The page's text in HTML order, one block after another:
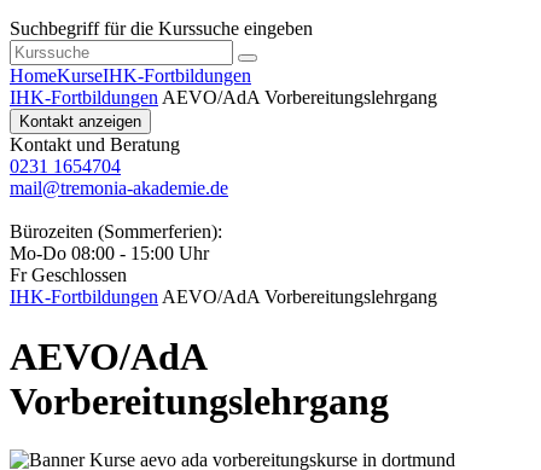
Suchbegriff für die Kurssuche eingeben
HomeKurseIHK-Fortbildungen
IHK-Fortbildungen AEVO/AdA Vorbereitungslehrgang
Kontakt anzeigen
Kontakt und Beratung
0231 1654704
mail@tremonia-akademie.de
Bürozeiten (Sommerferien):
Mo-Do 08:00 - 15:00 Uhr
Fr Geschlossen
IHK-Fortbildungen AEVO/AdA Vorbereitungslehrgang
AEVO/AdA
Vorbereitungslehrgang